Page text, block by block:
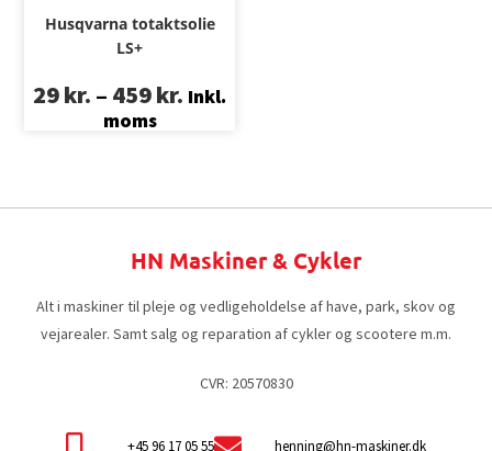
Husqvarna totaktsolie
LS+
29kr. – 459kr. Inkl.
moms
HN Maskiner & Cykler
Alt i maskiner til pleje og vedligeholdelse af have, park, skov og
vejarealer. Samt salg og reparation af cykler og scootere m.m.
CVR: 20570830
+45 96 17 05 55 henning@hn-maskiner.dk